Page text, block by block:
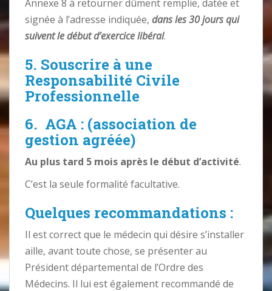
Annexe 8 à retourner dûment remplie, datée et
signée à l’adresse indiquée, dans les 30 jours qui
suivent le début d’exercice libéral.
5. Souscrire à une
Responsabilité Civile
Professionnelle
6. AGA : (association de
gestion agréée)
Au plus tard 5 mois après le début d’activité.
C’est la seule formalité facultative.
Quelques recommandations :
Il est correct que le médecin qui désire s’installer
aille, avant toute chose, se présenter au
Président départemental de l’Ordre des
Médecins. Il lui est également recommandé de